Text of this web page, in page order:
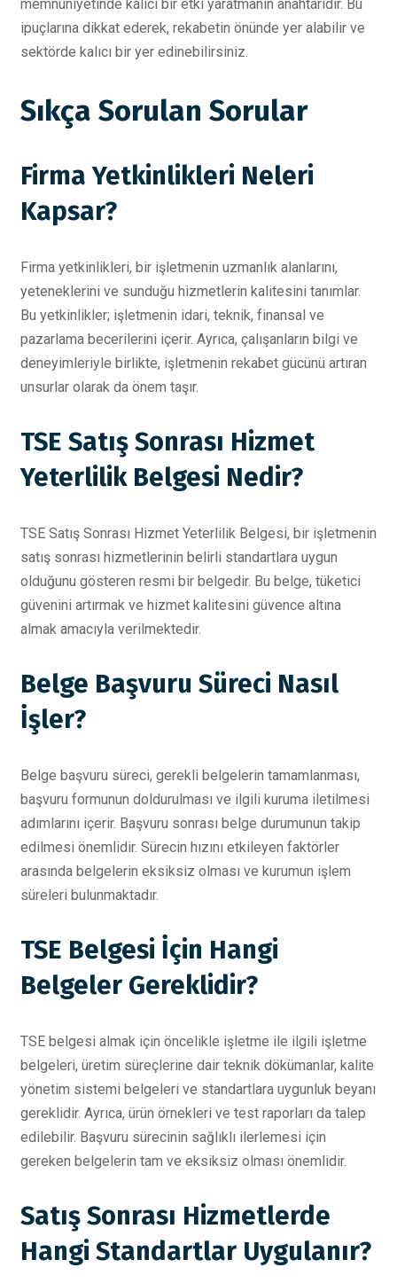
memnuniyetinde kalıcı bir etki yaratmanın anahtarıdır. Bu
ipuçlarına dikkat ederek, rekabetin önünde yer alabilir ve
sektörde kalıcı bir yer edinebilirsiniz.
Sıkça Sorulan Sorular
Firma Yetkinlikleri Neleri
Kapsar?
Firma yetkinlikleri, bir işletmenin uzmanlık alanlarını,
yeteneklerini ve sunduğu hizmetlerin kalitesini tanımlar.
Bu yetkinlikler; işletmenin idari, teknik, finansal ve
pazarlama becerilerini içerir. Ayrıca, çalışanların bilgi ve
deneyimleriyle birlikte, işletmenin rekabet gücünü artıran
unsurlar olarak da önem taşır.
TSE Satış Sonrası Hizmet
Yeterlilik Belgesi Nedir?
TSE Satış Sonrası Hizmet Yeterlilik Belgesi, bir işletmenin
satış sonrası hizmetlerinin belirli standartlara uygun
olduğunu gösteren resmi bir belgedir. Bu belge, tüketici
güvenini artırmak ve hizmet kalitesini güvence altına
almak amacıyla verilmektedir.
Belge Başvuru Süreci Nasıl
İşler?
Belge başvuru süreci, gerekli belgelerin tamamlanması,
başvuru formunun doldurulması ve ilgili kuruma iletilmesi
adımlarını içerir. Başvuru sonrası belge durumunun takip
edilmesi önemlidir. Sürecin hızını etkileyen faktörler
arasında belgelerin eksiksiz olması ve kurumun işlem
süreleri bulunmaktadır.
TSE Belgesi İçin Hangi
Belgeler Gereklidir?
TSE belgesi almak için öncelikle işletme ile ilgili işletme
belgeleri, üretim süreçlerine dair teknik dökümanlar, kalite
yönetim sistemi belgeleri ve standartlara uygunluk beyanı
gereklidir. Ayrıca, ürün örnekleri ve test raporları da talep
edilebilir. Başvuru sürecinin sağlıklı ilerlemesi için
gereken belgelerin tam ve eksiksiz olması önemlidir.
Satış Sonrası Hizmetlerde
Hangi Standartlar Uygulanır?